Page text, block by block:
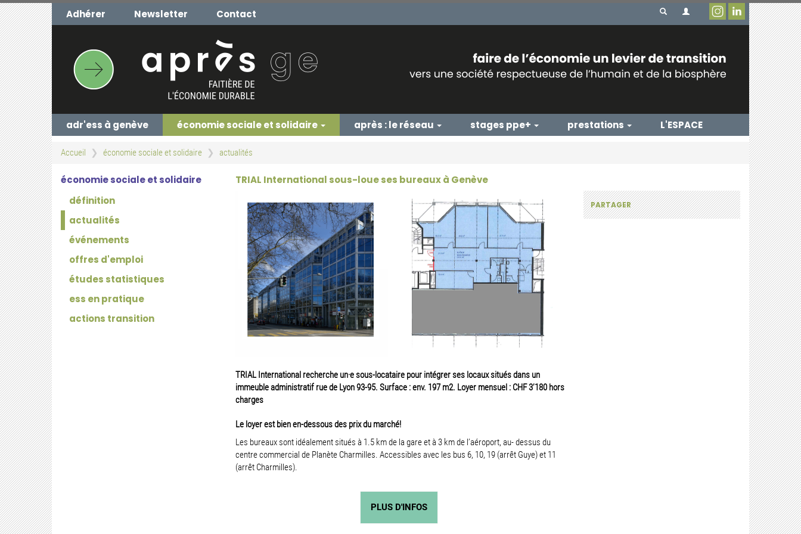
Aller
au
contenu
principal
Adhérer Newsletter Contact
adr'ess à genève économie sociale et solidaire après : le réseau stages ppe+ prestations L'ESPACE
Accueil économie sociale et solidaire actualités
économie sociale et solidaire
définition
actualités
événements
offres d'emploi
études statistiques
ess en pratique
actions transition
TRIAL International sous-loue ses bureaux à Genève
TRIAL International recherche un·e sous-locataire pour intégrer ses locaux situés dans un
immeuble administratif rue de Lyon 93-95. Surface : env. 197 m2. Loyer mensuel : CHF 3’180 hors
charges
Le loyer est bien en-dessous des prix du marché!
Les bureaux sont idéalement situés à 1.5 km de la gare et à 3 km de l’aéroport, au- dessus du
centre commercial de Planète Charmilles. Accessibles avec les bus 6, 10, 19 (arrêt Guye) et 11
(arrêt Charmilles).
PLUS D'INFOS
PARTAGER